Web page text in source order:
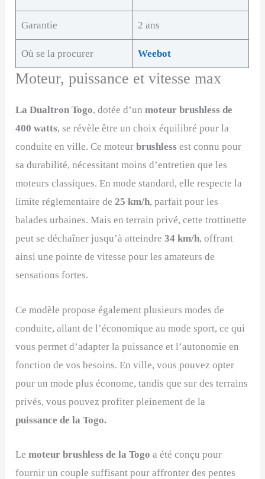
Garantie 2 ans
Où se la procurer Weebot
Moteur, puissance et vitesse max
La Dualtron Togo, dotée d’unmoteur brushless de
400 watts, se révèle être un choix équilibré pour la
conduite en ville. Ce moteurbrushlessest connu pour
sa durabilité, nécessitant moins d’entretien que les
moteurs classiques. En mode standard, elle respecte la
limite réglementaire de 25 km/h, parfait pour les
balades urbaines. Mais en terrain privé, cette trottinette
peut se déchaîner jusqu’à atteindre34 km/h, offrant
ainsi une pointe de vitesse pour les amateurs de
sensations fortes.
Ce modèle propose également plusieurs modes de
conduite, allant de l’économique au mode sport, ce qui
vous permet d’adapter la puissance et l’autonomie en
fonction de vos besoins. En ville, vous pouvez opter
pour un mode plus économe, tandis que sur des terrains
privés, vous pouvez profiter pleinement de la
puissance de la Togo.
Lemoteur brushless de la Togo a été conçu pour
fournir un couple suffisant pour affronter des pentes